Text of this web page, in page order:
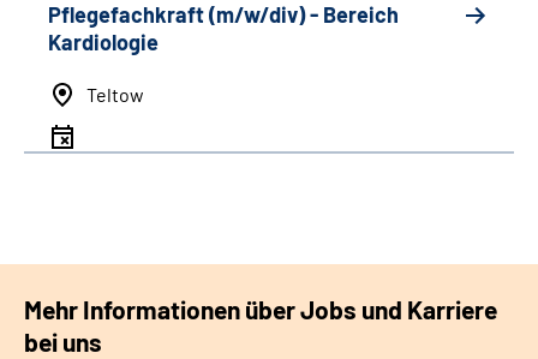
Pflegefachkraft (m/w/div) - Bereich
Kardiologie
Teltow
Mehr Informationen über Jobs und Karriere
bei uns